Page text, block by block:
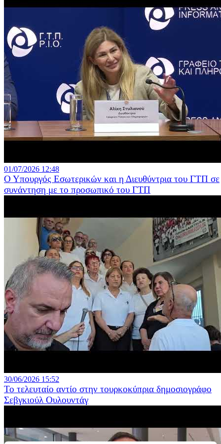
01/07/2026 12:48
Ο Υπουργός Εσωτερικών και η Διευθύντρια του ΓΤΠ σε
συνάντηση με το προσωπικό του ΓΤΠ
30/06/2026 15:52
Το τελευταίο αντίο στην τουρκοκύπρια δημοσιογράφο
Σεβγκιούλ Ουλουντάγ